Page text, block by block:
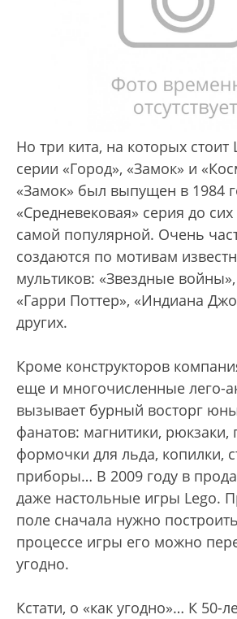
Но три кита, на которых стоит
серии «Город», «Замок» и
«Замок» был выпущен в 1984
«Средневековая» серия до сих
самой популярной. Очень
создаются по мотивам
мультиков: «Звездные
«Гарри Поттер», «Индиана
других.
Кроме конструкторов
еще и многочисленные лего-
вызывает бурный восторг
фанатов: магнитики, рюкзаки,
формочки для льда, копилки,
приборы… В 2009 году в
даже настольные игры Lego.
поле сначала нужно
процессе игры его можно
угодно.
Кстати, о «как угодно»… К 50-